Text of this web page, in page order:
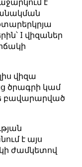
I վիզաներ
վիզա
ծրագրի կամ
բավարարված
է այս
ժամկետով